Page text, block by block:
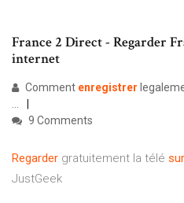
France 2 Direct - Regarder
internet
Comment enregistrer
...
9 Comments
Regarder gratuitement la télé sur
JustGeek